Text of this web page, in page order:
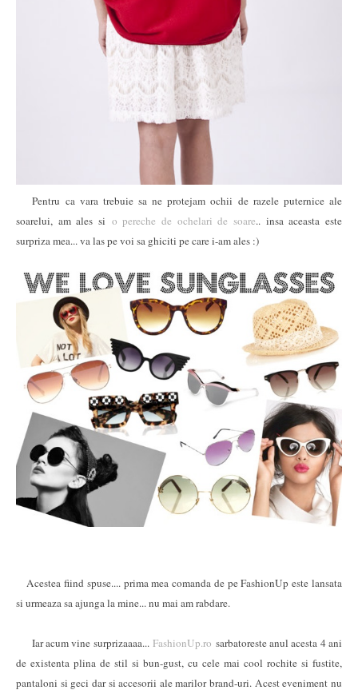
Pentru ca vara trebuie sa ne protejam ochii de razele puternice ale
soarelui, am ales si o pereche de ochelari de soare.. insa aceasta este
surpriza mea... va las pe voi sa ghiciti pe care i-am ales :)
Acestea fiind spuse.... prima mea comanda de pe FashionUp este lansata
si urmeaza sa ajunga la mine... nu mai am rabdare.
Iar acum vine surprizaaaa...FashionUp.ro sarbatoreste anul acesta 4 ani
de existenta plina de stil si bun-gust, cu cele mai cool rochite si fustite,
pantaloni si geci dar si accesorii ale marilor brand-uri. Acest eveniment nu